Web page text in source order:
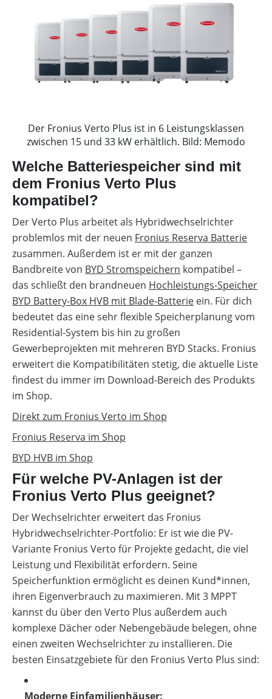
Der Fronius Verto Plus ist in 6 Leistungsklassen
zwischen 15 und 33 kW erhältlich. Bild: Memodo
Welche Batteriespeicher sind mit
dem Fronius Verto Plus
kompatibel?
Der Verto Plus arbeitet als Hybridwechselrichter
problemlos mit der neuen Fronius Reserva Batterie
zusammen. Außerdem ist er mit der ganzen
Bandbreite von BYD Stromspeichern kompatibel –
das schließt den brandneuen Hochleistungs-Speicher
BYD Battery-Box HVB mit Blade-Batterie ein. Für dich
bedeutet das eine sehr flexible Speicherplanung vom
Residential-System bis hin zu großen
Gewerbeprojekten mit mehreren BYD Stacks. Fronius
erweitert die Kompatibilitäten stetig, die aktuelle Liste
findest du immer im Download-Bereich des Produkts
im Shop.
Direkt zum Fronius Verto im Shop
Fronius Reserva im Shop
BYD HVB im Shop
Für welche PV-Anlagen ist der
Fronius Verto Plus geeignet?
Der Wechselrichter erweitert das Fronius
Hybridwechselrichter-Portfolio: Er ist wie die PV-
Variante Fronius Verto für Projekte gedacht, die viel
Leistung und Flexibilität erfordern. Seine
Speicherfunktion ermöglicht es deinen Kund*innen,
ihren Eigenverbrauch zu maximieren. Mit 3 MPPT
kannst du über den Verto Plus außerdem auch
komplexe Dächer oder Nebengebäude belegen, ohne
einen zweiten Wechselrichter zu installieren. Die
besten Einsatzgebiete für den Fronius Verto Plus sind:
Moderne Einfamilienhäuser: